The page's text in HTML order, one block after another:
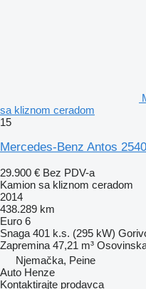
sa kliznom ceradom
15
Mercedes-Benz Antos 2540
29.900 € Bez PDV-a
Kamion sa kliznom ceradom
2014
438.289 km
Euro 6
Snaga 401 k.s. (295 kW)
Zapremina 47,21 m³
Njemačka, Peine
Auto Henze
Kontaktirajte prodavca